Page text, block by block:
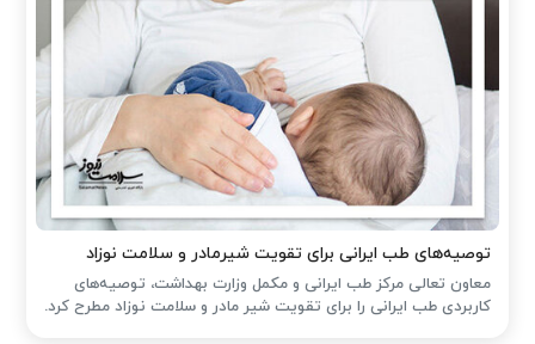
توصیه‌های طب ایرانی برای تقویت شیرمادر و سلامت نوزاد
معاون تعالی مرکز طب ایرانی و مکمل وزارت بهداشت، توصیه‌های
کاربردی طب ایرانی را برای تقویت شیر مادر و سلامت نوزاد مطرح کرد.